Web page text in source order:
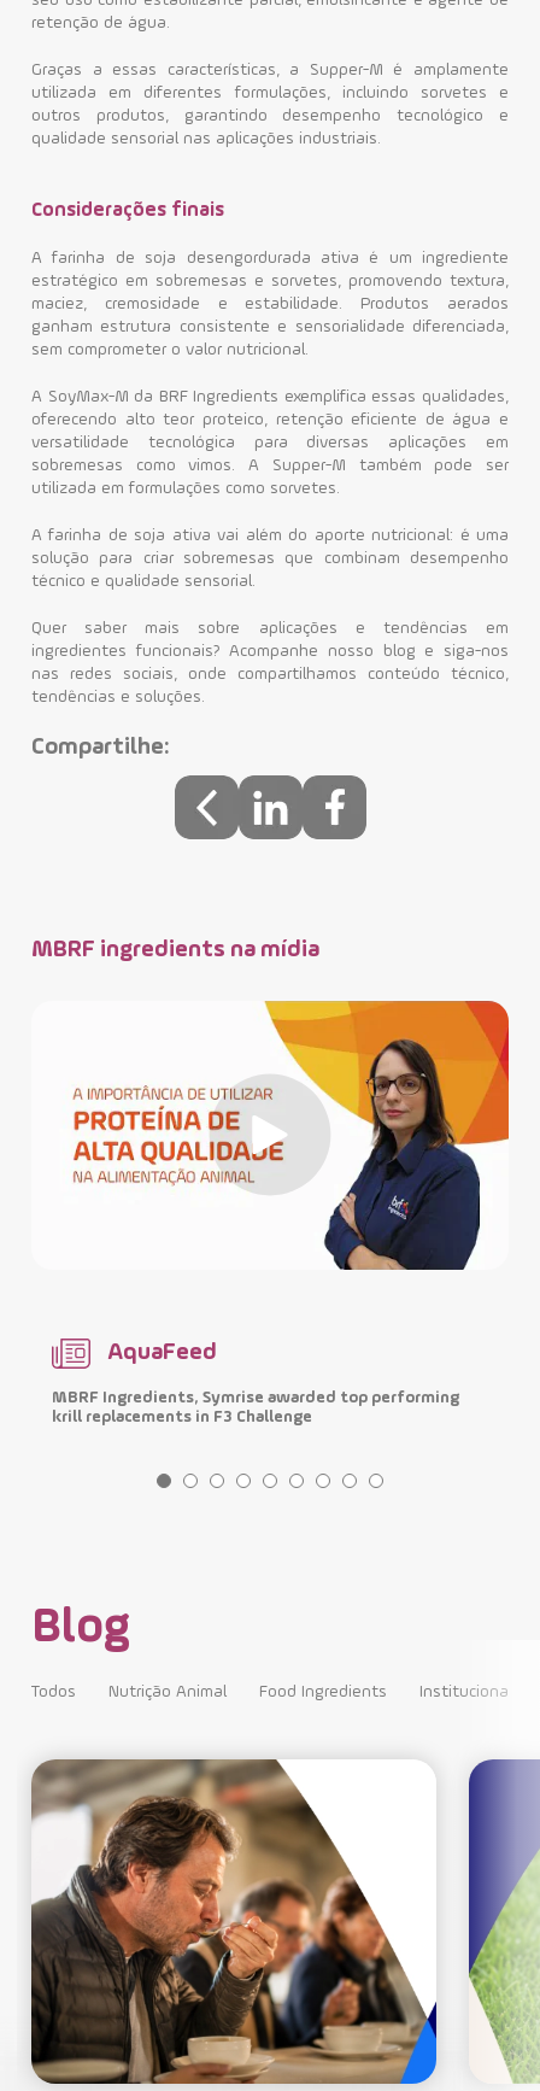
retenção de água.
Graças a essas características, a Supper-M é amplamente
utilizada em diferentes formulações, incluindo sorvetes e
outros produtos, garantindo desempenho tecnológico e
qualidade sensorial nas aplicações industriais.
Considerações finais
A farinha de soja desengordurada ativa é um ingrediente
estratégico em sobremesas e sorvetes, promovendo textura,
maciez, cremosidade e estabilidade. Produtos aerados
ganham estrutura consistente e sensorialidade diferenciada,
sem comprometer o valor nutricional.
A SoyMax-M da BRF Ingredients exemplifica essas qualidades,
oferecendo alto teor proteico, retenção eficiente de água e
versatilidade tecnológica para diversas aplicações em
sobremesas como vimos. A Supper-M também pode ser
utilizada em formulações como sorvetes.
A farinha de soja ativa vai além do aporte nutricional: é uma
solução para criar sobremesas que combinam desempenho
técnico e qualidade sensorial.
Quer saber mais sobre aplicações e tendências em
ingredientes funcionais? Acompanhe nosso blog e siga-nos
nas redes sociais, onde compartilhamos conteúdo técnico,
tendências e soluções.
Compartilhe:
MBRF ingredients na mídia
AquaFeed
MBRF Ingredients, Symrise awarded top performing
krill replacements in F3 Challenge
Blog
Todos Nutrição Animal Food Ingredients Institucional